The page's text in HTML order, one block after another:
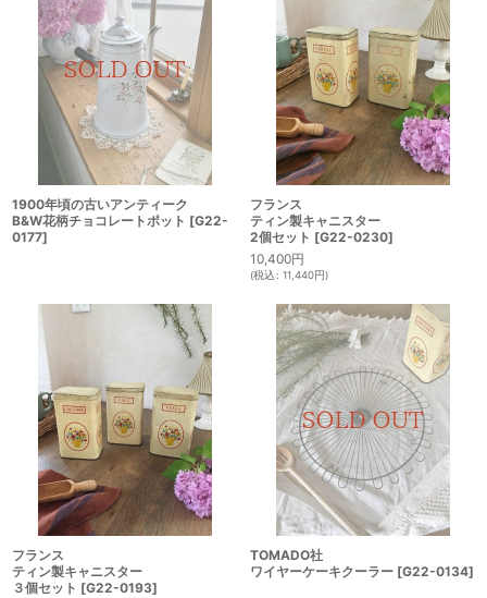
1900年頃の古いアンティーク
B&W花柄チョコレートポット [G22-
0177]
フランス
ティン製キャニスター
2個セット [G22-0230]
10,400円
(税込: 11,440円)
フランス
ティン製キャニスター
３個セット [G22-0193]
TOMADO社
ワイヤーケーキクーラー [G22-0134]